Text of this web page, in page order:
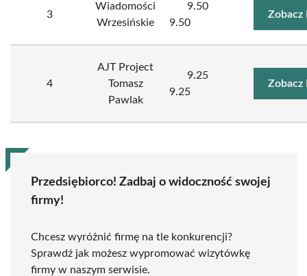
3
Wiadomości
Wrzesińskie
9.50
9.50
Zobacz
4
AJT Project
Tomasz
Pawlak
9.25
9.25
Zobacz
Przedsiębiorco! Zadbaj o widoczność swojej
firmy!
Chcesz wyróżnić firmę na tle konkurencji?
Sprawdź jak możesz wypromować wizytówkę
firmy w naszym serwisie.